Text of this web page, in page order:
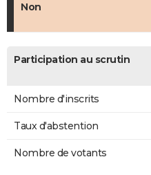
Non
Participation au scrutin
Nombre d'inscrits
Taux d'abstention
Nombre de votants